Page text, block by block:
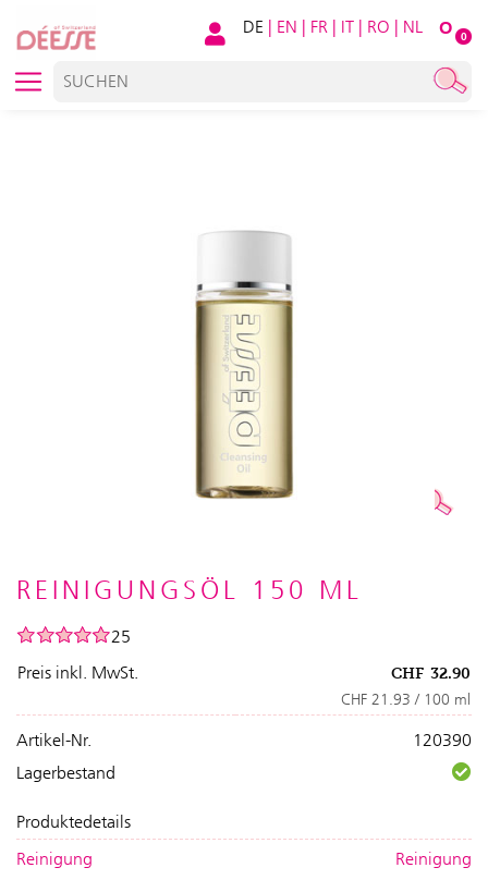
O 0
DE | EN | FR | IT | RO | NL
REINIGUNGSÖL 150 ML
25
Preis inkl. MwSt.
CHF 32.90
CHF 21.93 / 100 ml
Artikel-Nr.
120390
Lagerbestand
Produktedetails
Reinigung
Reinigung